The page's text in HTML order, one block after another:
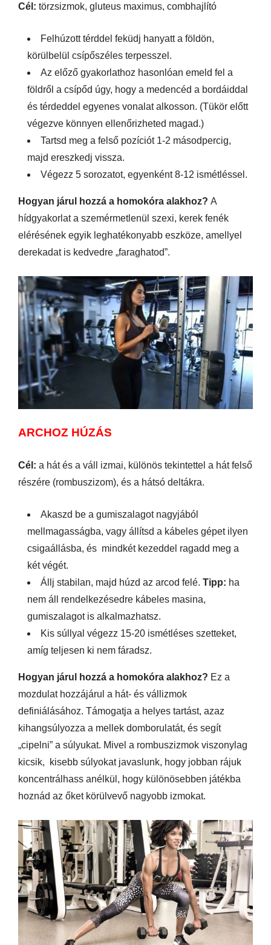
Cél: törzsizmok, gluteus maximus, combhajlító
Felhúzott térddel feküdj hanyatt a földön,
körülbelül csípőszéles terpesszel.
Az előző gyakorlathoz hasonlóan emeld fel a
földről a csípőd úgy, hogy a medencéd a bordáiddal
és térdeddel egyenes vonalat alkosson. (Tükör előtt
végezve könnyen ellenőrizheted magad.)
Tartsd meg a felső pozíciót 1-2 másodpercig,
majd ereszkedj vissza.
Végezz 5 sorozatot, egyenként 8-12 ismétléssel.
Hogyan járul hozzá a homokóra alakhoz? A
hídgyakorlat a szemérmetlenül szexi, kerek fenék
elérésének egyik leghatékonyabb eszköze, amellyel
derekadat is kedvedre „faraghatod”.
ARCHOZ HÚZÁS
Cél: a hát és a váll izmai, különös tekintettel a hát felső
részére (rombuszizom), és a hátsó deltákra.
Akaszd be a gumiszalagot nagyjából
mellmagasságba, vagy állítsd a kábeles gépet ilyen
csigaállásba, és mindkét kezeddel ragadd meg a
két végét.
Állj stabilan, majd húzd az arcod felé. Tipp: ha
nem áll rendelkezésedre kábeles masina,
gumiszalagot is alkalmazhatsz.
Kis súllyal végezz 15-20 ismétléses szetteket,
amíg teljesen ki nem fáradsz.
Hogyan járul hozzá a homokóra alakhoz? Ez a
mozdulat hozzájárul a hát- és vállizmok
definiálásához. Támogatja a helyes tartást, azaz
kihangsúlyozza a mellek domborulatát, és segít
„cipelni” a súlyukat. Mivel a rombuszizmok viszonylag
kicsik, kisebb súlyokat javaslunk, hogy jobban rájuk
koncentrálhass anélkül, hogy különösebben játékba
hoznád az őket körülvevő nagyobb izmokat.